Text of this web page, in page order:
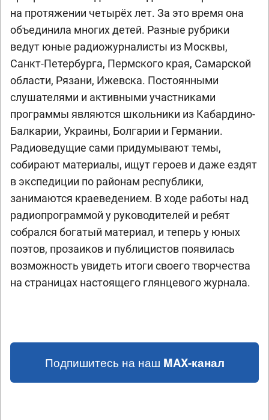
на протяжении четырёх лет. За это время она
объединила многих детей. Разные рубрики
ведут юные радиожурналисты из Москвы,
Санкт-Петербурга, Пермского края, Самарской
области, Рязани, Ижевска. Постоянными
слушателями и активными участниками
программы являются школьники из Кабардино-
Балкарии, Украины, Болгарии и Германии.
Радиоведущие сами придумывают темы,
собирают материалы, ищут героев и даже ездят
в экспедиции по районам республики,
занимаются краеведением. В ходе работы над
радиопрограммой у руководителей и ребят
собрался богатый материал, и теперь у юных
поэтов, прозаиков и публицистов появилась
возможность увидеть итоги своего творчества
на страницах настоящего глянцевого журнала.
Подпишитесь на наш MAX-канал